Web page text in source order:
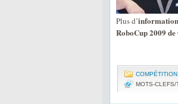
Plus d’
RoboCup 2009
MOTS-CLEFS/